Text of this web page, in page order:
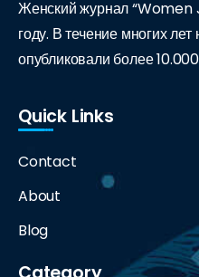
Женский журнал “Women
году. В течение многих
опубликовали более
Quick Links
Contact
About
Blog